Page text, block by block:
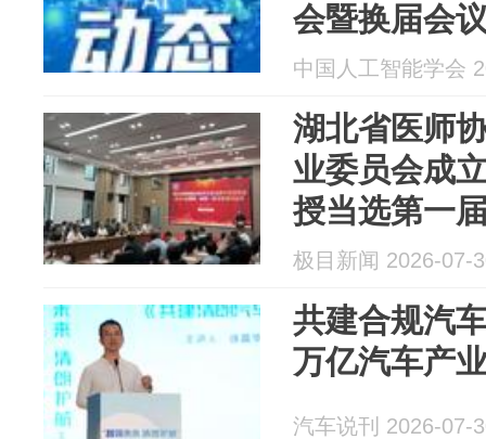
会暨换届会
中国人工智能学会
湖北省医师
业委员会成
授当选第一
极目新闻 2026-07-
共建合规汽
万亿汽车产
汽车说刊 2026-07-